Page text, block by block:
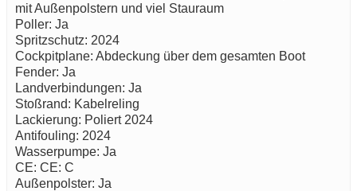
mit Außenpolstern und viel Stauraum
Poller: Ja
Spritzschutz: 2024
Cockpitplane: Abdeckung über dem gesamten Boot
Fender: Ja
Landverbindungen: Ja
Stoßrand: Kabelreling
Lackierung: Poliert 2024
Antifouling: 2024
Wasserpumpe: Ja
CE: CE: C
Außenpolster: Ja